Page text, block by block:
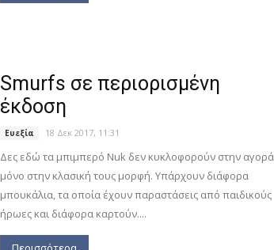
Smurfs σε περιορισμένη
έκδοση
Ευεξία 18 Δεκ 2017, 11:31
Δες εδώ τα μπιμπερό Nuk δεν κυκλοφορούν στην αγορά
μόνο στην κλασική τους μορφή. Υπάρχουν διάφορα
μπουκάλια, τα οποία έχουν παραστάσεις από παιδικούς
ήρωες και διάφορα καρτούν....